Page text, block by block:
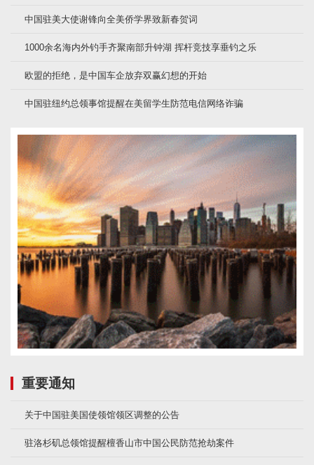
中国驻美大使谢锋向全美侨学界致新春贺词
1000余名海内外钓手齐聚南部升钟湖 挥杆竞技享垂钓之乐
欧盟的拒绝，是中国车企放弃双赢幻想的开始
中国驻纽约总领事馆提醒在美留学生防范电信网络诈骗
重要通知
关于中国驻美国使领馆领区调整的公告
驻洛杉矶总领馆提醒檀香山市中国公民防范抢劫案件